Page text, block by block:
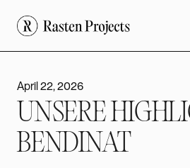
April 22, 2026
UNSERE
BENDINAT